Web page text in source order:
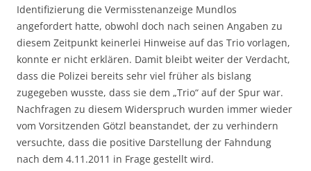
Identifizierung die Vermisstenanzeige Mundlos
angefordert hatte, obwohl doch nach seinen Angaben zu
diesem Zeitpunkt keinerlei Hinweise auf das Trio vorlagen,
konnte er nicht erklären. Damit bleibt weiter der Verdacht,
dass die Polizei bereits sehr viel früher als bislang
zugegeben wusste, dass sie dem „Trio“ auf der Spur war.
Nachfragen zu diesem Widerspruch wurden immer wieder
vom Vorsitzenden Götzl beanstandet, der zu verhindern
versuchte, dass die positive Darstellung der Fahndung
nach dem 4.11.2011 in Frage gestellt wird.